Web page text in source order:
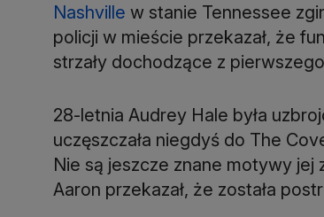
Nashville w stanie Tennessee
policji w mieście przekazał, że
strzały dochodzące z
28-letnia Audrey Hale była
uczęszczała niegdyś do The
Nie są jeszcze znane motywy jej
Aaron przekazał, że została